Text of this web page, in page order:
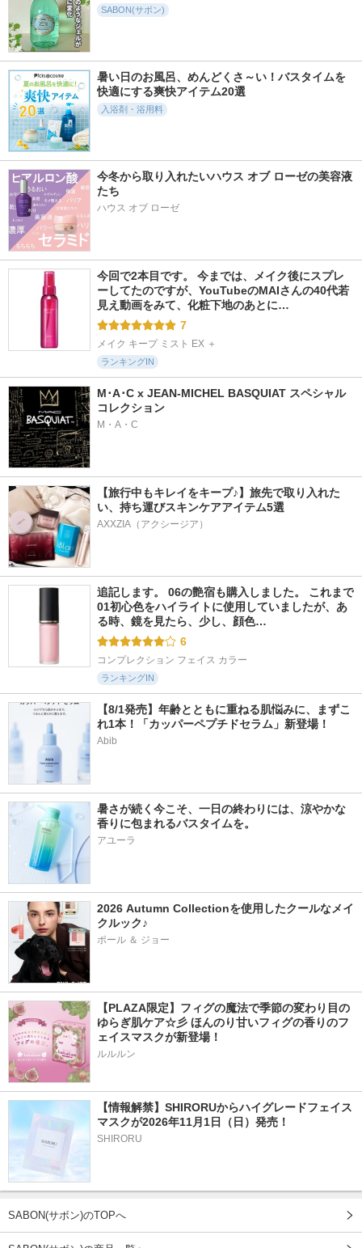
SABON(サボン)
暑い日のお風呂、めんどくさ～い！バスタイムを
快適にする爽快アイテム20選
入浴剤・浴用料
今冬から取り入れたいハウス オブ ローゼの美容液
たち
ハウス オブ ローゼ
今回で2本目です。 今までは、メイク後にスプレ
ーしてたのですが、YouTubeのMAIさんの40代若
見え動画をみて、化粧下地のあとに…
7
メイク キープ ミスト EX ＋
ランキングIN
M･A･C x JEAN-MICHEL BASQUIAT スペシャル
コレクション
M・A・C
【旅行中もキレイをキープ♪】旅先で取り入れた
い、持ち運びスキンケアアイテム5選
AXXZIA（アクシージア）
追記します。 06の艶宿も購入しました。 これまで
01初心色をハイライトに使用していましたが、あ
る時、鏡を見たら、少し、顔色…
6
コンプレクション フェイス カラー
ランキングIN
【8/1発売】年齢とともに重ねる肌悩みに、まずこ
れ1本！「カッパーペプチドセラム」新登場！
Abib
暑さが続く今こそ、一日の終わりには、涼やかな
香りに包まれるバスタイムを。
アユーラ
2026 Autumn Collectionを使用したクールなメイ
クルック♪
ポール ＆ ジョー
【PLAZA限定】フィグの魔法で季節の変わり目の
ゆらぎ肌ケア☆彡 ほんのり甘いフィグの香りのフ
ェイスマスクが新登場！
ルルルン
【情報解禁】SHIRORUからハイグレードフェイス
マスクが2026年11月1日（日）発売！
SHIRORU
SABON(サボン)のTOPへ